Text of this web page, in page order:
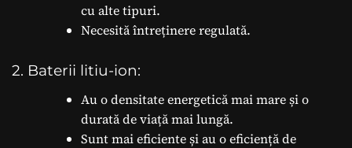
cu alte tipuri.
Necesită întreținere regulată.
2. Baterii litiu-ion:
Au o densitate energetică mai mare și o
durată de viață mai lungă.
Sunt mai eficiente și au o eficiență de